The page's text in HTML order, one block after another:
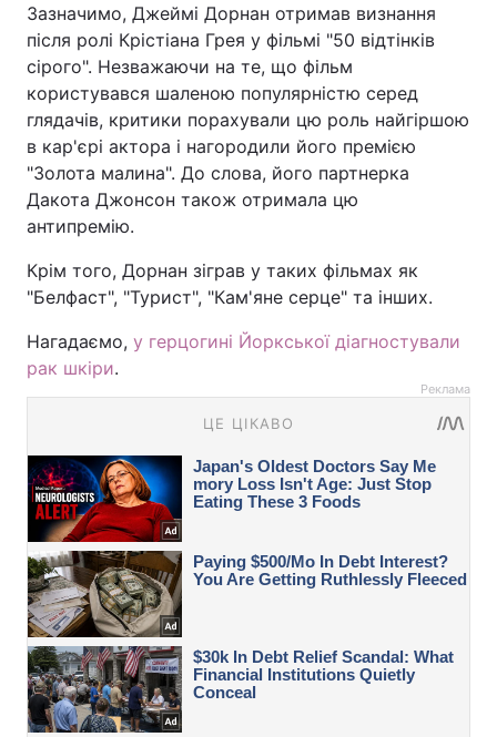
Зазначимо, Джеймі Дорнан отримав визнання
після ролі Крістіана Грея у фільмі "50 відтінків
сірого". Незважаючи на те, що фільм
користувався шаленою популярністю серед
глядачів, критики порахували цю роль найгіршою
в кар'єрі актора і нагородили його премією
"Золота малина". До слова, його партнерка
Дакота Джонсон також отримала цю
антипремію.
Крім того, Дорнан зіграв у таких фільмах як
"Белфаст", "Турист", "Кам'яне серце" та інших.
Нагадаємо, у герцогині Йоркської діагностували
рак шкіри.
Реклама